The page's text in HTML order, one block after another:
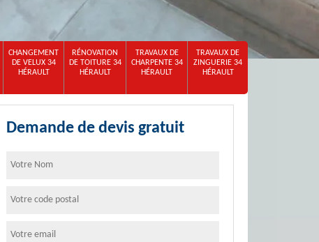
CHANGEMENT
DE VELUX 34
HÉRAULT
RÉNOVATION
DE TOITURE 34
HÉRAULT
TRAVAUX DE
CHARPENTE 34
HÉRAULT
TRAVAUX DE
ZINGUERIE 34
HÉRAULT
Demande de devis gratuit